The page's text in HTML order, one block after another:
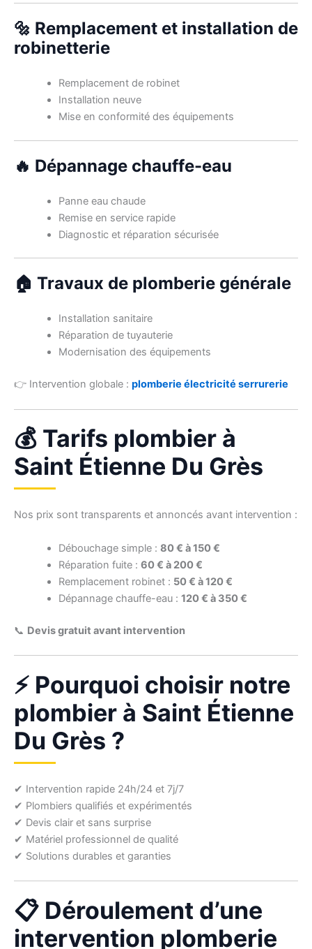
🔩 Remplacement et installation de
robinetterie
Remplacement de robinet
Installation neuve
Mise en conformité des équipements
🔥 Dépannage chauffe-eau
Panne eau chaude
Remise en service rapide
Diagnostic et réparation sécurisée
🏠 Travaux de plomberie générale
Installation sanitaire
Réparation de tuyauterie
Modernisation des équipements
👉 Intervention globale : plomberie électricité serrurerie
💰 Tarifs plombier à
Saint Étienne Du Grès
Nos prix sont transparents et annoncés avant intervention :
Débouchage simple : 80 € à 150 €
Réparation fuite : 60 € à 200 €
Remplacement robinet : 50 € à 120 €
Dépannage chauffe-eau : 120 € à 350 €
📞 Devis gratuit avant intervention
⚡ Pourquoi choisir notre
plombier à Saint Étienne
Du Grès ?
✔ Intervention rapide 24h/24 et 7j/7
✔ Plombiers qualifiés et expérimentés
✔ Devis clair et sans surprise
✔ Matériel professionnel de qualité
✔ Solutions durables et garanties
📋 Déroulement d’une
intervention plomberie